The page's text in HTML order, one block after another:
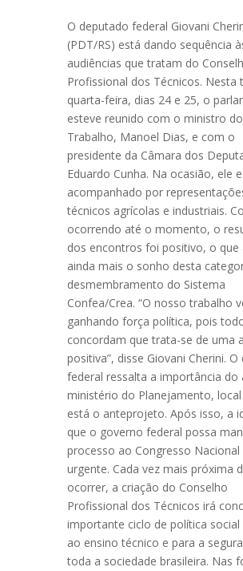
O deputado federal Giovani
(PDT/RS) está dando sequência
audiências que tratam do
Profissional dos Técnicos. Nesta
quarta-feira, dias 24 e 25, o
esteve reunido com o ministro do
Trabalho, Manoel Dias, e com o
presidente da Câmara dos
Eduardo Cunha. Na ocasião, ele
acompanhado por
técnicos agrícolas e industriais.
ocorrendo até o momento, o
dos encontros foi positivo, o que
ainda mais o sonho desta
desmembramento do Sistema
Confea/Crea. “O nosso trabalho
ganhando força política, pois
concordam que trata-se de uma
positiva”, disse Giovani Cherini.
federal ressalta a importância do
ministério do Planejamento,
está o anteprojeto. Após isso, a
que o governo federal possa
processo ao Congresso
urgente. Cada vez mais próxima
ocorrer, a criação do Conselho
Profissional dos Técnicos irá
importante ciclo de política social
ao ensino técnico e para a
toda a sociedade brasileira. Nas